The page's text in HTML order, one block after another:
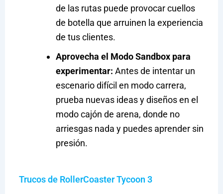
de las rutas puede provocar cuellos
de botella que arruinen la experiencia
de tus clientes.
Aprovecha el Modo Sandbox para
experimentar: Antes de intentar un
escenario difícil en modo carrera,
prueba nuevas ideas y diseños en el
modo cajón de arena, donde no
arriesgas nada y puedes aprender sin
presión.
Trucos de RollerCoaster Tycoon 3